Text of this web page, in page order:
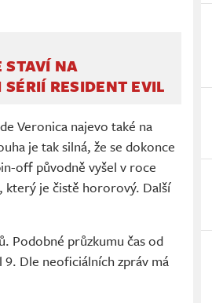
STAVÍ NA
RESIDENT EVIL
Veronica najevo také na
je tak silná, že se dokonce
off původně vyšel v roce
který je čistě hororový. Další
Podobné průzkumu čas od
Dle neoficiálních zpráv má